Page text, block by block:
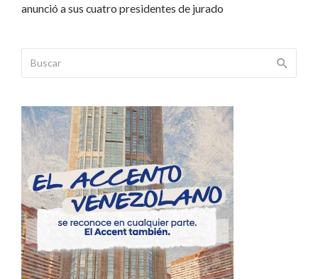
anunció a sus cuatro presidentes de jurado